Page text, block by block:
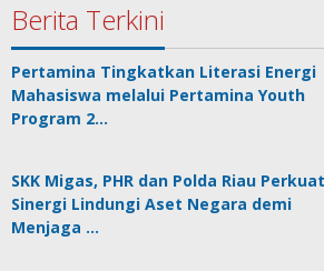
Berita Terkini
Pertamina Tingkatkan Literasi Energi
Mahasiswa melalui Pertamina Youth
Program 2…
SKK Migas, PHR dan Polda Riau Perkuat
Sinergi Lindungi Aset Negara demi
Menjaga …